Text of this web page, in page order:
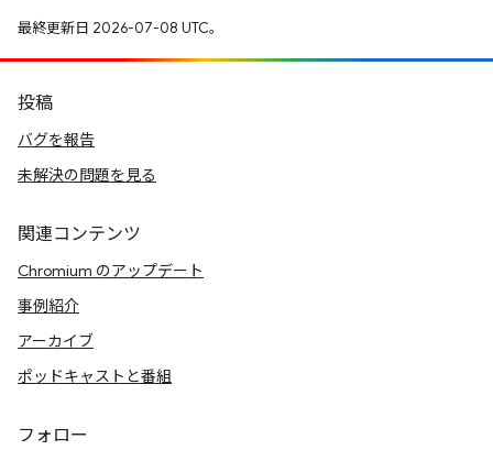
最終更新日 2026-07-08 UTC。
投稿
バグを報告
未解決の問題を見る
関連コンテンツ
Chromium のアップデート
事例紹介
アーカイブ
ポッドキャストと番組
フォロー